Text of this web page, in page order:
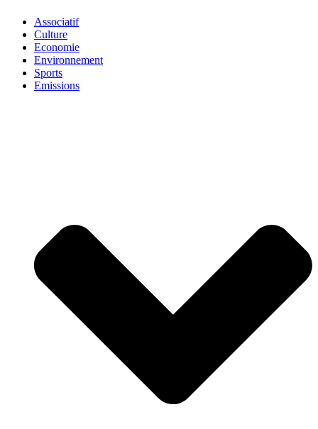
Associatif
Culture
Economie
Environnement
Sports
Emissions